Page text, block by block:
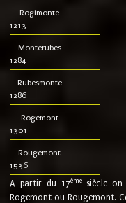
Rogimonte
1213
Monterubes
1284
Rubesmonte
1286
Rogemont
1301
Rougemont
1536
A partir du 17ème siècle
Rogemont ou Rougemont.